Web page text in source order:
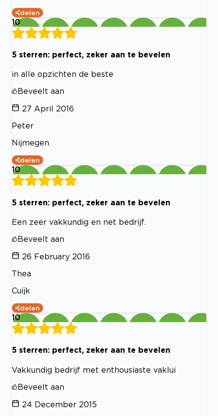
delen
10
5 sterren: perfect, zeker aan te bevelen
in alle opzichten de beste
Beveelt aan
27 April 2016
Peter
Nijmegen
delen
10
5 sterren: perfect, zeker aan te bevelen
Een zeer vakkundig en net bedrijf.
Beveelt aan
26 February 2016
Thea
Cuijk
delen
10
5 sterren: perfect, zeker aan te bevelen
Vakkundig bedrijf met enthousiaste vaklui
Beveelt aan
24 December 2015